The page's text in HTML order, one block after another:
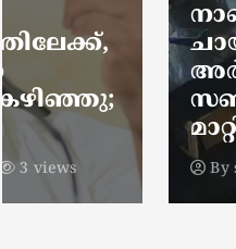
നാടെങ്ങും
ചായകുടിക്കാൻ
അർജുൻ
മാറ്റി
By sakhionline